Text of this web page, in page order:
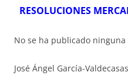
RESOLUCIONES
No se ha publicado ninguna
José Ángel García-